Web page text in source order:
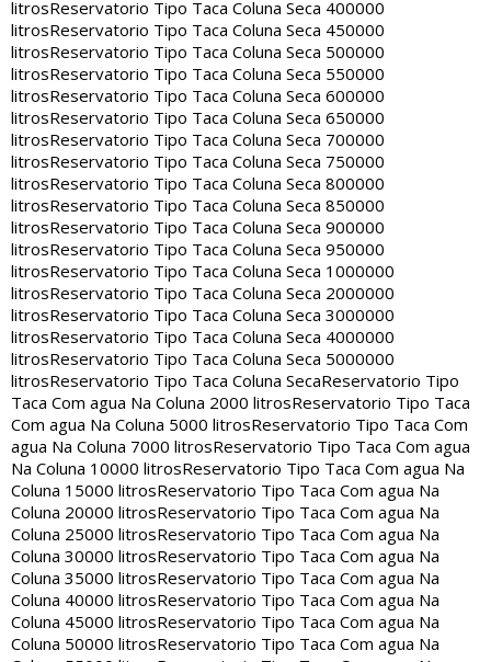
litrosReservatorio Tipo Taca Coluna Seca 400000
litrosReservatorio Tipo Taca Coluna Seca 450000
litrosReservatorio Tipo Taca Coluna Seca 500000
litrosReservatorio Tipo Taca Coluna Seca 550000
litrosReservatorio Tipo Taca Coluna Seca 600000
litrosReservatorio Tipo Taca Coluna Seca 650000
litrosReservatorio Tipo Taca Coluna Seca 700000
litrosReservatorio Tipo Taca Coluna Seca 750000
litrosReservatorio Tipo Taca Coluna Seca 800000
litrosReservatorio Tipo Taca Coluna Seca 850000
litrosReservatorio Tipo Taca Coluna Seca 900000
litrosReservatorio Tipo Taca Coluna Seca 950000
litrosReservatorio Tipo Taca Coluna Seca 1000000
litrosReservatorio Tipo Taca Coluna Seca 2000000
litrosReservatorio Tipo Taca Coluna Seca 3000000
litrosReservatorio Tipo Taca Coluna Seca 4000000
litrosReservatorio Tipo Taca Coluna Seca 5000000
litrosReservatorio Tipo Taca Coluna SecaReservatorio Tipo
Taca Com agua Na Coluna 2000 litrosReservatorio Tipo Taca
Com agua Na Coluna 5000 litrosReservatorio Tipo Taca Com
agua Na Coluna 7000 litrosReservatorio Tipo Taca Com agua
Na Coluna 10000 litrosReservatorio Tipo Taca Com agua Na
Coluna 15000 litrosReservatorio Tipo Taca Com agua Na
Coluna 20000 litrosReservatorio Tipo Taca Com agua Na
Coluna 25000 litrosReservatorio Tipo Taca Com agua Na
Coluna 30000 litrosReservatorio Tipo Taca Com agua Na
Coluna 35000 litrosReservatorio Tipo Taca Com agua Na
Coluna 40000 litrosReservatorio Tipo Taca Com agua Na
Coluna 45000 litrosReservatorio Tipo Taca Com agua Na
Coluna 50000 litrosReservatorio Tipo Taca Com agua Na